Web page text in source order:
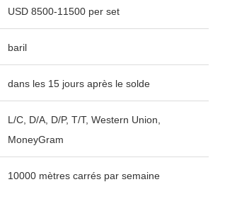
USD 8500-11500 per set
baril
dans les 15 jours après le solde
L/C, D/A, D/P, T/T, Western Union,
MoneyGram
10000 mètres carrés par semaine